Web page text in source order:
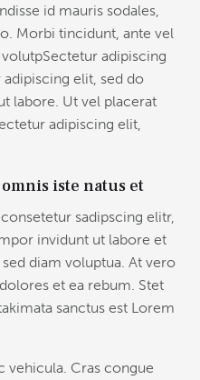
id mauris sodales,
Morbi tincidunt, ante vel
adipiscing
elit, sed do
labore. Ut vel placerat
adipiscing elit,
iste natus et
sadipscing elitr,
invidunt ut labore et
diam voluptua. At vero
et ea rebum. Stet
sanctus est Lorem
vehicula. Cras congue